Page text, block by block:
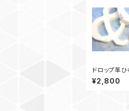
ドロップ革ひ
ス
¥2,800